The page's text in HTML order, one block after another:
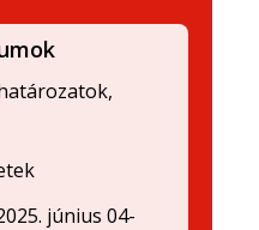
június 04-